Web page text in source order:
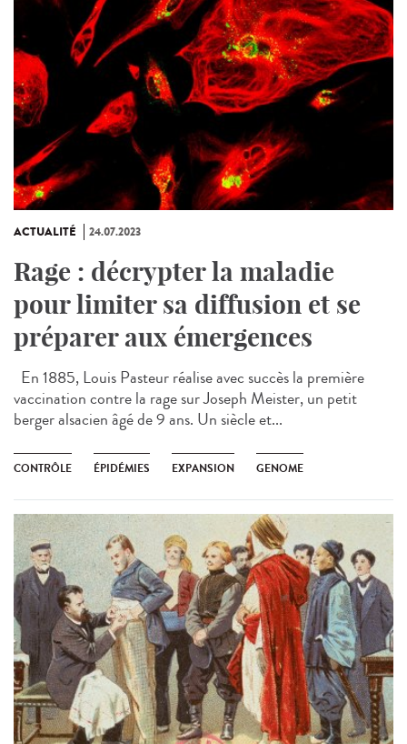
ACTUALITÉ 24.07.2023
Rage : décrypter la maladie
pour limiter sa diffusion et se
préparer aux émergences
En 1885, Louis Pasteur réalise avec succès la première
vaccination contre la rage sur Joseph Meister, un petit
berger alsacien âgé de 9 ans. Un siècle et...
CONTRÔLE ÉPIDÉMIES EXPANSION GENOME